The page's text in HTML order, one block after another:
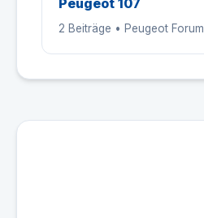
Peugeot 107
2 Beiträge • Peugeot Forum